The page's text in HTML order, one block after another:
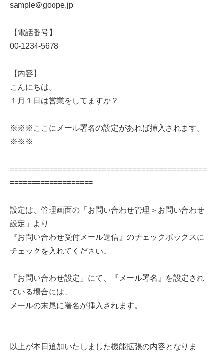
sample＠goope.jp
【電話番号】
00-1234-5678
【内容】
こんにちは。
１月１日は営業をしてますか？
※※※ここにメール署名の設定があれば挿入されます。
※※※
=============================================
===================
設定は、管理画面の「お問い合わせ管理＞お問い合わせ
設定」より
『お問い合わせ受付メール送信』のチェックボックスに
チェックを入れてください。
「お問い合わせ設定」にて、『メール署名』を設定され
ている場合には、
メールの末尾に署名が挿入されます。
以上が本日追加いたしました機能拡張の内容となりま